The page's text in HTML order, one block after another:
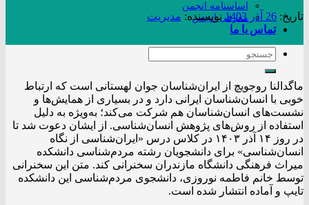
اساسنامه انجمن
معرفی انجمن
تماس با ما
تاریخ: 26 آذر 1403 نویسنده: مدیریت
ماگدالنا روجویچ از ایران‌شناسان جوان لهستانی است که ارتباط
خوبی با انسان‌شناسان ایرانی دارد و در بسیاری از همایش‌ها و
نشست‌های انسان‌شناسان هم شرکت می‌کند؛ به‌ویژه به دلیل
استفاده از روش‌های پژوهش انسان‌شناسی. از ایشان دعوت شد تا
در روز ۱۴ آذر ۱۴۰۳ در کلاس درس «ایران‌شناسی از نگاه
انسان‌شناسی» برای دانشجویان رشته مردم‌شناسی دانشکده
میراث فرهنگی دانشگاه مازندران سخنرانی کند. متن این سخنرانی
توسط خانم فاطمه نوروزی، دانشجوی مردم‌شناسی این دانشکده
تایپ و آماده انتشار شده است.